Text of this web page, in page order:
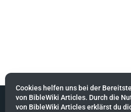
Cookies helfen uns bei der
von BibleWiki Articles. Durch die
von BibleWiki Articles erklärst du
Diese Seite wurde zuletzt am
bearbeitet.